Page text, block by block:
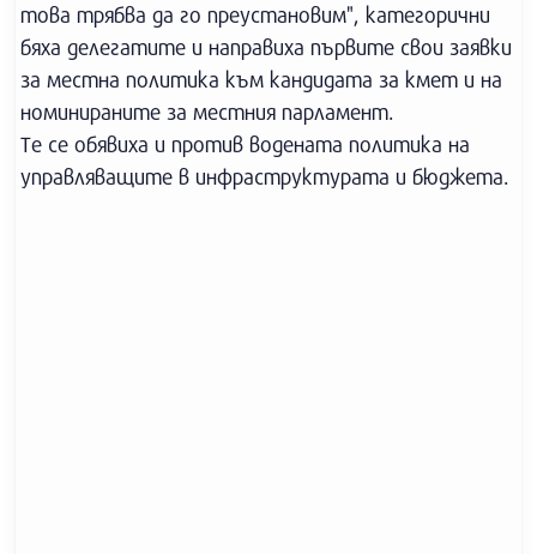
това трябва да го преустановим", категорични
бяха делегатите и направиха първите свои заявки
за местна политика към кандидата за кмет и на
номинираните за местния парламент.
Те се обявиха и против водената политика на
управляващите в инфраструктурата и бюджета.